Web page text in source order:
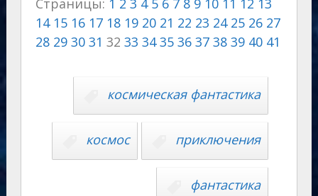
gr
a
m
o
kl
as
ni
ki
s
A
p
p
e
g
er
o
u
r
n
al
p
y
n
Страницы: 1 2 3 4 5 6 7 8 9 10 11 12 13
14 15 16 17 18 19 20 21 22 23 24 25 26 27
28 29 30 31 32 33 34 35 36 37 38 39 40 41
космическая фантастика
космос приключения
фантастика